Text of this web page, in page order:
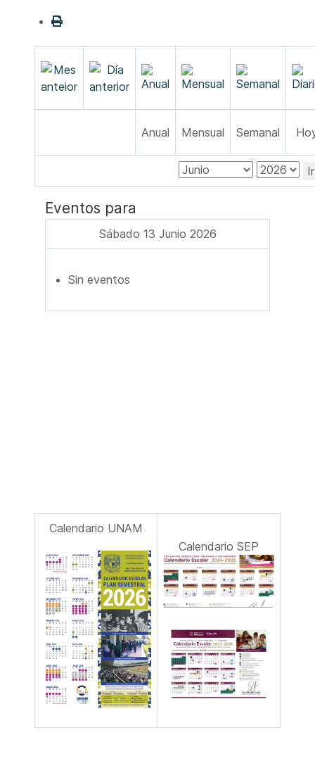
Anual Mensual Semanal
Eventos para
Sábado 13 Junio 2026
Sin eventos
Calendario UNAM
Calendario SEP